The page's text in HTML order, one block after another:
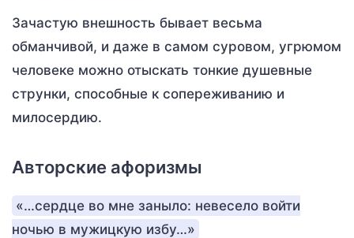
Зачастую внешность бывает весьма
обманчивой, и даже в самом суровом, угрюмом
человеке можно отыскать тонкие душевные
струнки, способные к сопереживанию и
милосердию.
Авторские афоризмы
«…сердце во мне заныло: невесело войти
ночью в мужицкую избу…»